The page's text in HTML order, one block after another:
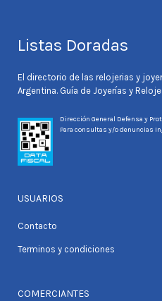
Listas Doradas
El directorio de las relojerias y
Argentina. Guía de Joyerías y
Dirección General Defensa y
Para consultas y/o denuncias
USUARIOS
Contacto
Terminos y condiciones
COMERCIANTES